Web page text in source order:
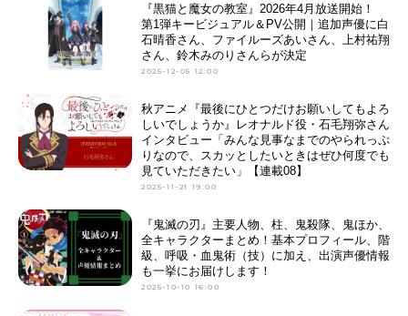
『黒猫と魔女の教室』2026年4月放送開始！
第1弾キービジュアル＆PV公開｜追加声優に白
石晴香さん、ファイルーズあいさん、上村祐翔
さん、鈴木みのりさんらが決定
2025-12-05 12:00
秋アニメ『最後にひとつだけお願いしてもよろ
しいでしょうか』レオナルド役・石毛翔弥さん
インタビュー「みんな見事なまでのやられっぷ
りなので、スカッとしたいときはぜひ何度でも
見ていただきたい」【連載08】
2025-11-21 19:00
『鬼滅の刃』主要人物、柱、鬼殺隊、鬼ほか、
全キャラクターまとめ！基本プロフィール、階
級、呼吸・血鬼術（技）に加え、出演声優情報
も一挙にお届けします！
2025-10-10 16:00